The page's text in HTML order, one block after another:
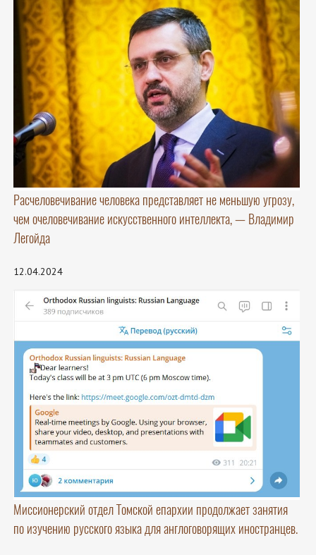
Расчеловечивание человека представляет не меньшую угрозу,
чем очеловечивание искусственного интеллекта, — Владимир
Легойда
12.04.2024
Миссионерский отдел Томской епархии продолжает занятия
по изучению русского языка для англоговорящих иностранцев.